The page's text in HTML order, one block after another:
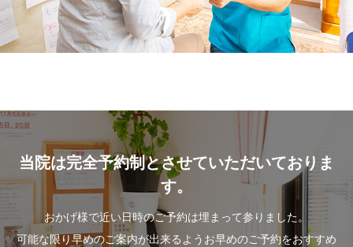
当院は完全予約制とさせていただいておりま
す。
おかげ様で近い日時のご予約は埋まって参りました。
可能な限り早めのご案内が出来るようお早めのご予約をおすすめ